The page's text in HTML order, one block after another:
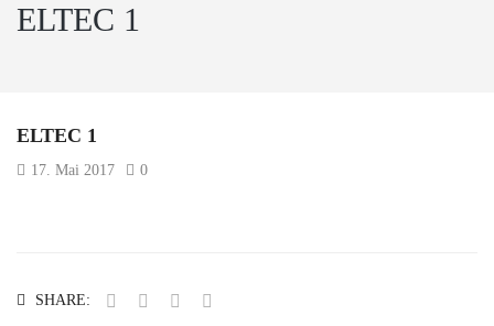
ELTEC 1
ELTEC 1
17. Mai 2017 0
SHARE: